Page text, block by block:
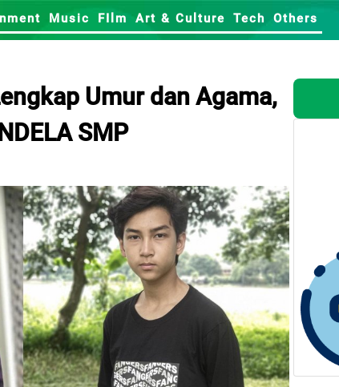
Music FIlm Art & Culture Tech Others
Umur dan Agama,
SMP